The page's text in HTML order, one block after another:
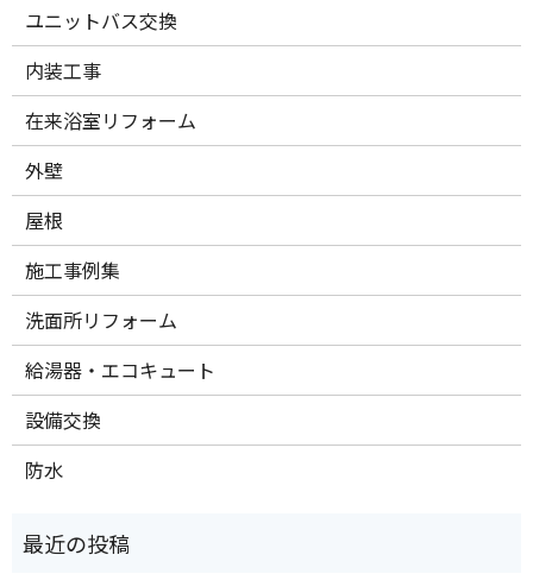
ユニットバス交換
内装工事
在来浴室リフォーム
外壁
屋根
施工事例集
洗面所リフォーム
給湯器・エコキュート
設備交換
防水